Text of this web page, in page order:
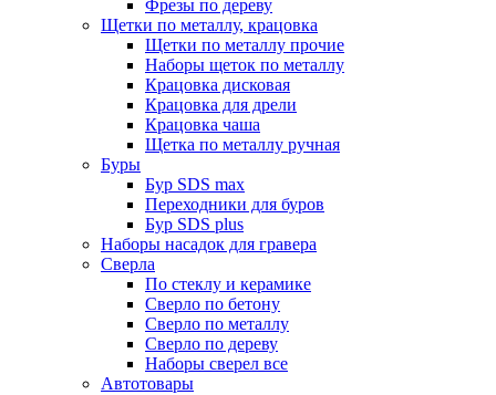
Фрезы по дереву
Щетки по металлу, крацовка
Щетки по металлу прочие
Наборы щеток по металлу
Крацовка дисковая
Крацовка для дрели
Крацовка чаша
Щетка по металлу ручная
Буры
Бур SDS max
Переходники для буров
Бур SDS plus
Наборы насадок для гравера
Сверла
По стеклу и керамике
Сверло по бетону
Сверло по металлу
Сверло по дереву
Наборы сверел все
Автотовары